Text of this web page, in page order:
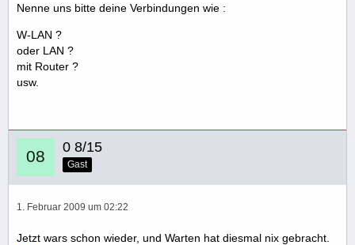
Nenne uns bitte deine Verbindungen wie :
W-LAN ?
oder LAN ?
mit Router ?
usw.
0 8/15
Gast
1. Februar 2009 um 02:22
Jetzt wars schon wieder, und Warten hat diesmal nix gebracht.